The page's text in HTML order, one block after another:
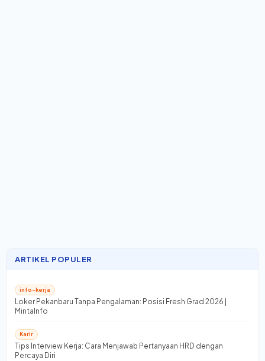
ARTIKEL POPULER
info-kerja
Loker Pekanbaru Tanpa Pengalaman: Posisi Fresh Grad 2026 |
MintaInfo
Karir
Tips Interview Kerja: Cara Menjawab Pertanyaan HRD dengan
Percaya Diri